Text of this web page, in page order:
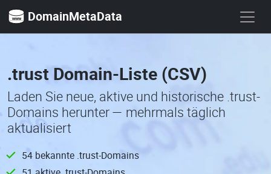
DomainMetaData
.trust Domain-Liste (CSV)
Laden Sie neue, aktive und historische .trust-
Domains herunter — mehrmals täglich
aktualisiert
54 bekannte .trust-Domains